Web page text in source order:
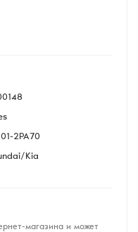
2PA70
Kia
магазина и может